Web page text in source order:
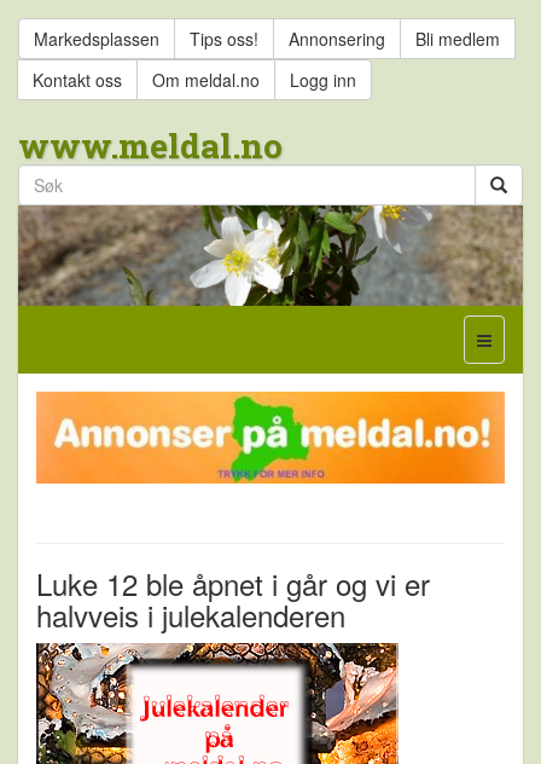
Markedsplassen Tips oss! Annonsering
Bli medlem
Kontakt oss
Om meldal.no Logg inn
www.meldal.no
Luke 12 ble åpnet i går og vi er
halvveis i julekalenderen